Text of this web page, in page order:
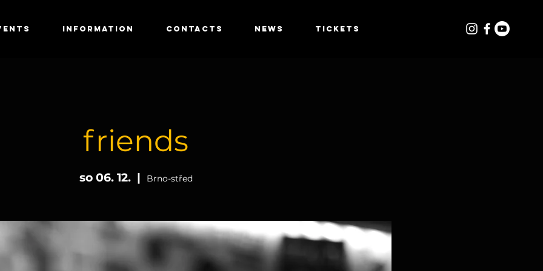
INFORMATION CONTACTS NEWS TICKETS
friends
so 06. 12.
  |
Brno-střed